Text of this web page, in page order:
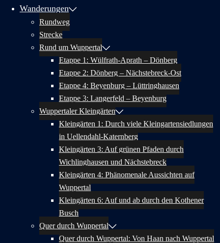
Wanderungen
Rundweg
Strecke
Rund um Wuppertal
Etappe 1: Wülfrath-Aprath – Dönberg
Etappe 2: Dönberg – Nächstebreck-Ost
Etappe 4: Beyenburg – Lüttringhausen
Etappe 3: Langerfeld – Beyenburg
Wuppertaler Kleingärten
Kleingärten 1: Durch viele Kleingartensiedlungen
in Uellendahl-Katernberg
Kleingärten 3: Auf grünen Pfaden durch
Wichlinghausen und Nächstebreck
Kleingärten 4: Phänomenale Aussichten auf
Wuppertal
Kleingärten 6: Auf und ab durch den Kothener
Busch
Quer durch Wuppertal
Quer durch Wuppertal: Von Haan nach Wuppertal